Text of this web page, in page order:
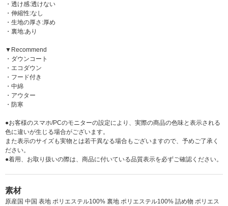
・透け感:透けない
・伸縮性:なし
・生地の厚さ:厚め
・裏地:あり
▼Recommend
・ダウンコート
・エコダウン
・フード付き
・中綿
・アウター
・防寒
●お客様のスマホ/PCのモニターの設定により、実際の商品の色味と表示される
色に違いが生じる場合がございます。
また表示のサイズも実物とは若干異なる場合もございますので、予めご了承く
ださい。
●着用、お取り扱いの際は、商品に付いている品質表示を必ずご確認ください。
素材
原産国 中国 表地 ポリエステル100% 裏地 ポリエステル100% 詰め物 ポリエス